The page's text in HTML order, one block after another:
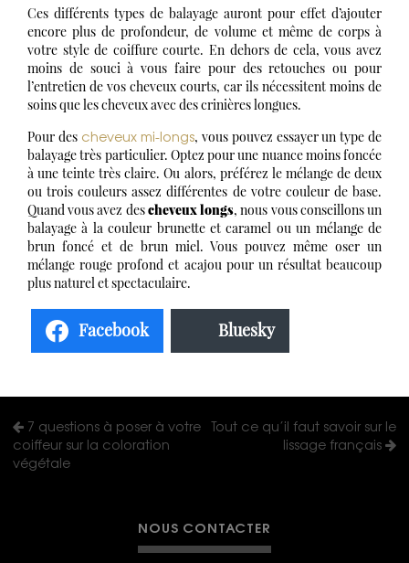
Ces différents types de balayage auront pour effet d’ajouter
encore plus de profondeur, de volume et même de corps à
votre style de coiffure courte. En dehors de cela, vous avez
moins de souci à vous faire pour des retouches ou pour
l’entretien de vos cheveux courts, car ils nécessitent moins de
soins que les cheveux avec des crinières longues.
Pour des cheveux mi-longs, vous pouvez essayer un type de
balayage très particulier. Optez pour une nuance moins foncée
à une teinte très claire. Ou alors, préférez le mélange de deux
ou trois couleurs assez différentes de votre couleur de base.
Quand vous avez descheveux longs, nous vous conseillons un
balayage à la couleur brunette et caramel ou un mélange de
brun foncé et de brun miel. Vous pouvez même oser un
mélange rouge profond et acajou pour un résultat beaucoup
plus naturel et spectaculaire.
Facebook Bluesky
7 questions à poser à votre
coiffeur sur la coloration
végétale
Tout ce qu’il faut savoir sur le
lissage français
NOUS CONTACTER